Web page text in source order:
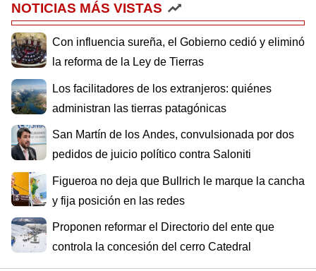
NOTICIAS MÁS VISTAS
Con influencia sureña, el Gobierno cedió y eliminó
la reforma de la Ley de Tierras
Los facilitadores de los extranjeros: quiénes
administran las tierras patagónicas
San Martín de los Andes, convulsionada por dos
pedidos de juicio político contra Saloniti
Figueroa no deja que Bullrich le marque la cancha
y fija posición en las redes
Proponen reformar el Directorio del ente que
controla la concesión del cerro Catedral